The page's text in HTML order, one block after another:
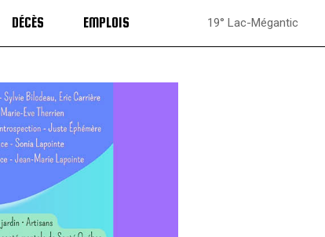
DÉCÈS EMPLOIS 19° Lac-Mégantic